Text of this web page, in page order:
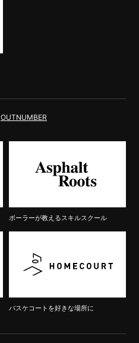
OUTNUMBER
ボーラーが教えるスキルスクール
バスケコートを好きな場所に